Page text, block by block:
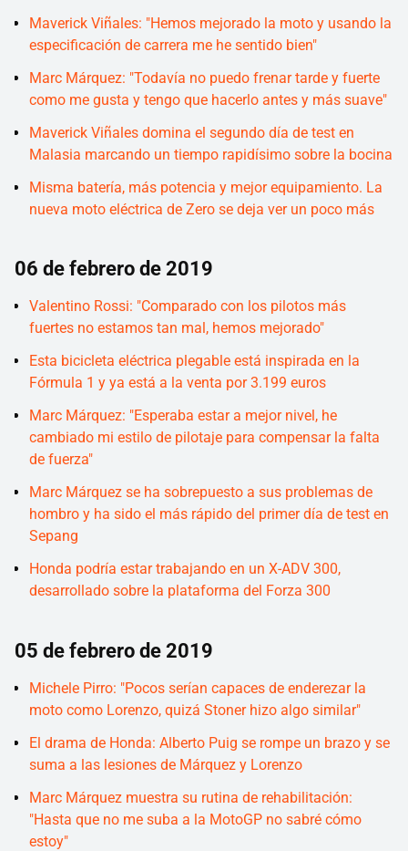
Maverick Viñales: "Hemos mejorado la moto y usando la
especificación de carrera me he sentido bien"
Marc Márquez: "Todavía no puedo frenar tarde y fuerte
como me gusta y tengo que hacerlo antes y más suave"
Maverick Viñales domina el segundo día de test en
Malasia marcando un tiempo rapidísimo sobre la bocina
Misma batería, más potencia y mejor equipamiento. La
nueva moto eléctrica de Zero se deja ver un poco más
06 de febrero de 2019
Valentino Rossi: "Comparado con los pilotos más
fuertes no estamos tan mal, hemos mejorado"
Esta bicicleta eléctrica plegable está inspirada en la
Fórmula 1 y ya está a la venta por 3.199 euros
Marc Márquez: "Esperaba estar a mejor nivel, he
cambiado mi estilo de pilotaje para compensar la falta
de fuerza"
Marc Márquez se ha sobrepuesto a sus problemas de
hombro y ha sido el más rápido del primer día de test en
Sepang
Honda podría estar trabajando en un X-ADV 300,
desarrollado sobre la plataforma del Forza 300
05 de febrero de 2019
Michele Pirro: "Pocos serían capaces de enderezar la
moto como Lorenzo, quizá Stoner hizo algo similar"
El drama de Honda: Alberto Puig se rompe un brazo y se
suma a las lesiones de Márquez y Lorenzo
Marc Márquez muestra su rutina de rehabilitación:
"Hasta que no me suba a la MotoGP no sabré cómo
estoy"